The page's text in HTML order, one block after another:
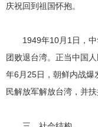
庆祝回到祖国怀抱。
1949年10月1日，中
团败退台湾。正当中国
年6月25日，朝鲜内战爆
民解放军解放台湾，并